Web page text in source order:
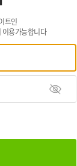
트인
이용가능합니다